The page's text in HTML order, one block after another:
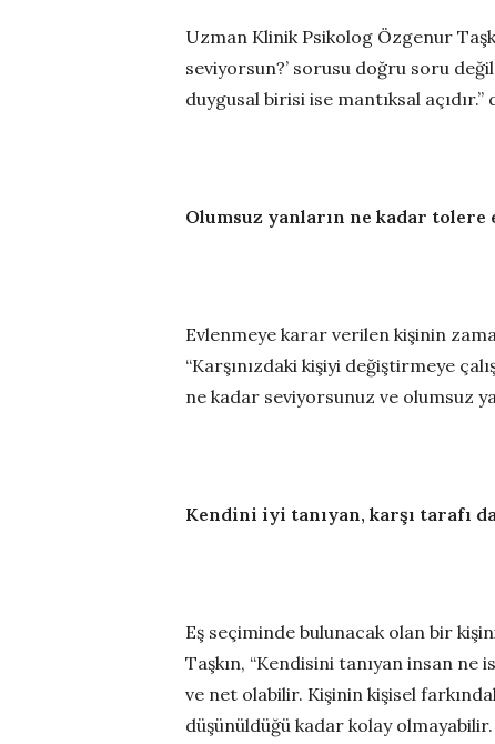
Uzman Klinik Psikolog Özgenur
seviyorsun?’ sorusu doğru soru
duygusal birisi ise mantıksal açıdır.”
Olumsuz yanların ne kadar
Evlenmeye karar verilen kişinin
“Karşınızdaki kişiyi değiştirmeye
ne kadar seviyorsunuz ve olumsuz
Kendini iyi tanıyan, karşı tarafı
Eş seçiminde bulunacak olan bir
Taşkın, “Kendisini tanıyan insan
ve net olabilir. Kişinin kişisel
düşünüldüğü kadar kolay